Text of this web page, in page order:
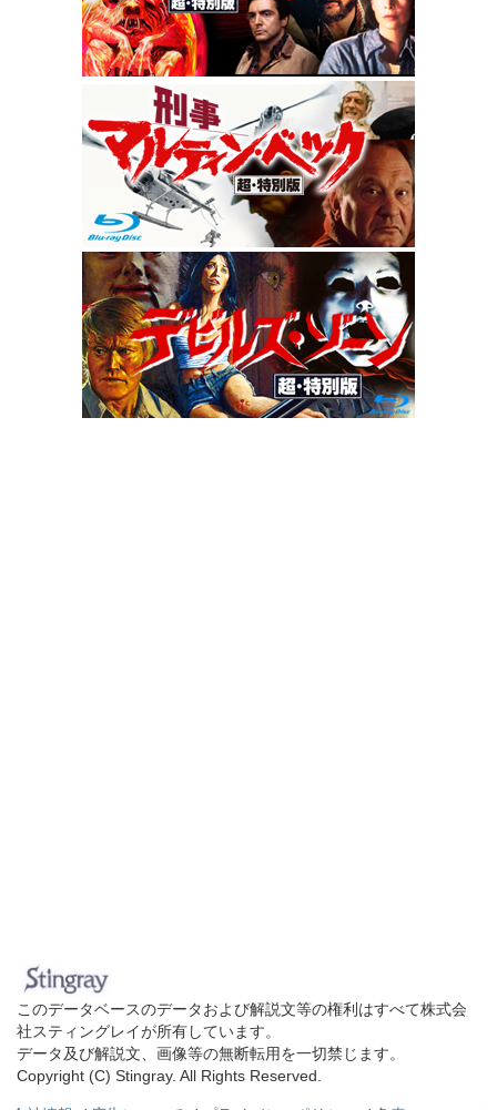
このデータベースのデータおよび解説文等の権利はすべて株式会
社スティングレイが所有しています。
データ及び解説文、画像等の無断転用を一切禁じます。
Copyright (C) Stingray. All Rights Reserved.